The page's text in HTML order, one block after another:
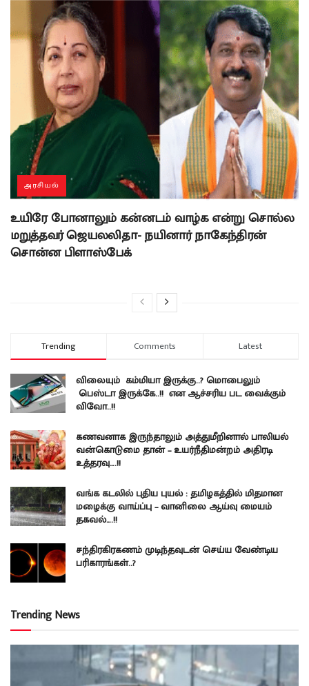
அரசியல்
உயிரே போனாலும் கன்னடம் வாழ்க என்று சொல்ல
மறுத்தவர் ஜெயலலிதா- நயினார் நாகேந்திரன்
சொன்ன பிளாஸ்பேக்
Trending Comments Latest
விலையும் கம்மியா இருக்கு..? மொபைலும்
பெஸ்டா இருக்கே..!! என ஆச்சரிய பட வைக்கும்
விவோ..!!
கணவனாக இருந்தாலும் அத்துமீறினால் பாலியல்
வன்கொடுமை தான் – உயர்நீதிமன்றம் அதிரடி
உத்தரவு….!!
வங்க கடலில் புதிய புயல் : தமிழகத்தில் மிதமான
மழைக்கு வாய்ப்பு – வானிலை ஆய்வு மையம்
தகவல்….!!
சந்திரகிரகணம் முடிந்தவுடன் செய்ய வேண்டிய
பரிகாரங்கள்..?
Trending News